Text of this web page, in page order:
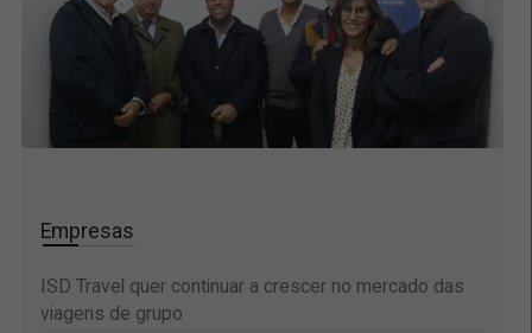
Empresas
ISD Travel quer continuar a crescer no mercado das
viagens de grupo